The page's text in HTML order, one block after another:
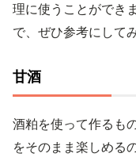
理に使うことができ
で、ぜひ参考にして
甘酒
酒粕を使って作るも
をそのまま楽しめる